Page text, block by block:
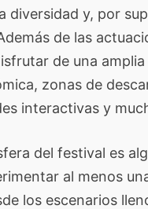
diversidad y, por
de las
de una
zonas de
interactivas y
del festival es
al menos
los escenarios